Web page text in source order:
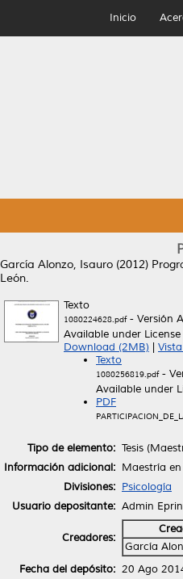
Inicio
García Alonzo, Isauro (2012)
León.
Texto
1080224628.pdf- Versión
Available under License
Download (2MB)
Texto
1080256819.pdf-
Available under
PDF
Tipo de elemento: Tesis
Información adicional: Maestría
Divisiones: Psicología
Usuario depositante: Admin
Creadores:
García
Fecha del depósito: 20 Ago